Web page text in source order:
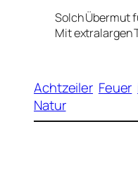
Solch Übermut
Mit extralargen
Achtzeiler Feuer
Natur